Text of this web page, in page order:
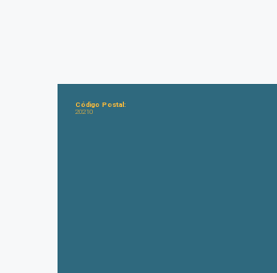
Código Postal:
20210